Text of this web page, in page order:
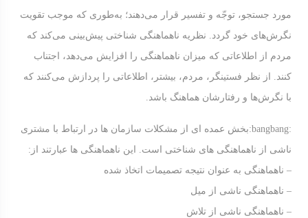
مورد جستجو، توجّه و تفسیر قرار می‌دهند؛ به‌طوری که موجب تقویت
نگرش‌های خود گردد. نظریه ناهماهنگی شناختی پیش‌بینی می‌کند که
مردم از اطلاعاتی که میزان ناهماهنگی را افزایش می‌دهد، اجتناب
کنند. از نظر فستینگر، مردم، بیشتر، اطلاعاتی را پردازش می‌کنند که
با نگرش‌ها و رفتارشان هماهنگ باشد.
:bangbang:
بخش عمده ای از مشکلات سازمان ها در ارتباط با مشتری
ناشی از ناهماهنگی های شناختی است. این ناهماهنگی ها عبارتند از:
– ناهماهنگی به عنوان نتیجه تصمیمات اتخاذ شده
– ناهماهنگی ناشی از میل
– ناهماهنگی ناشی از تلاش